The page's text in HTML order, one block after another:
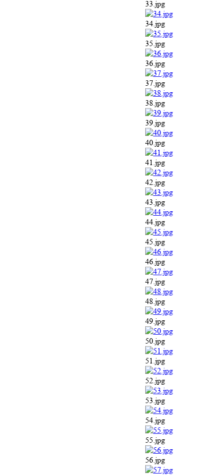
39.jpg
40.jpg
41.jpg
42.jpg
43.jpg
44.jpg
45.jpg
46.jpg
47.jpg
48.jpg
49.jpg
50.jpg
51.jpg
52.jpg
53.jpg
54.jpg
55.jpg
56.jpg
57.jpg
58.jpg
59.jpg
60.jpg
61.jpg
62.jpg